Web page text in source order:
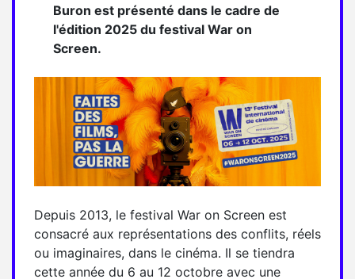
Buron est présenté dans le cadre de
l'édition 2025 du festival War on
Screen.
Depuis 2013, le festival War on Screen est
consacré aux représentations des conflits, réels
ou imaginaires, dans le cinéma. Il se tiendra
cette année du 6 au 12 octobre avec une